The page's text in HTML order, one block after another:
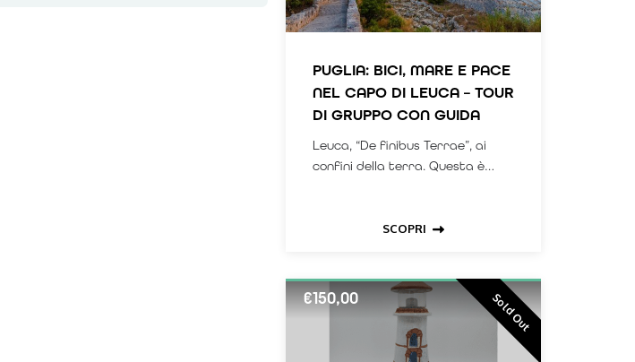
PUGLIA: BICI, MARE E PACE
NEL CAPO DI LEUCA – TOUR
DI GRUPPO CON GUIDA
Leuca, “De finibus Terrae”, ai
confini della terra. Questa è
la magia che la caratterizzano,
dell’Albania, che spiccano nitide
nelle giornate terse, guardando
ad est. Il tour che proponiamo
sarà senz’altro più apprezzato
SCOPRI
Sold Out
€150,00